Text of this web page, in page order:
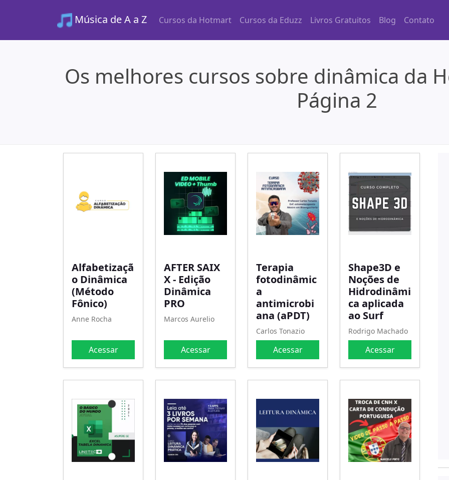
Música de A a Z Cursos da Hotmart Cursos da Eduzz Livros Gratuitos Blog Contato
Os melhores cursos sobre dinâmica da
Página 2
Alfabetizaçã
o Dinâmica
(Método
Fônico)
Anne Rocha
Acessar
AFTER SAIX
X - Edição
Dinâmica
PRO
Marcos Aurelio
Acessar
Terapia
fotodinâmic
a
antimicrobi
ana (aPDT)
Carlos Tonazio
Acessar
Shape3D e
Noções de
Hidrodinâmi
ca aplicada
ao Surf
Rodrigo Machado
Acessar